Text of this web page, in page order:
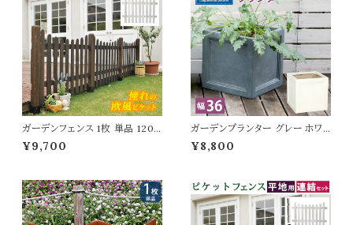
ガーデンフェンス 1枚 単品 120c
m幅 U型フェンス ダークブラウン
ホワイト 茶色 白 ウッドフェンス
おしゃれ 北欧 ピケットフェンス
庭 ガーデニング 境界線 花壇 目
隠し 庭のフェンス 春 夏 秋 冬 U
¥9,700
ガーデンプランター グレー ホワイ
ト 灰色 白 プランター 植木鉢 鉢
植え 幅36cm 奥行36cm 高さ3
ーデニング 庭 エントランス 玄関
テラス 庭園 菜園 花壇 観葉植物
多肉植物 モダン マグネシウム
¥8,800